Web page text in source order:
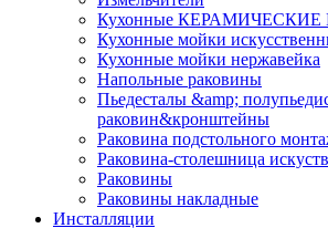
Кухонные
Кухонные мойки
Кухонные мойки нержавейка
Напольные раковины
Пьедесталы &amp;
раковин&кронштейны
Раковина подстольного
Раковина-столешница
Раковины
Раковины накладные
Инсталляции